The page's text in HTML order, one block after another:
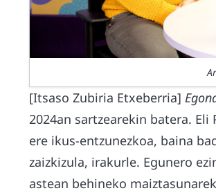
[Itsaso Zubiria Etxeberria]
2024an sartzearekin batera.
ere ikus-entzunezkoa, baina
zaizkizula, irakurle. Egunero
astean behineko